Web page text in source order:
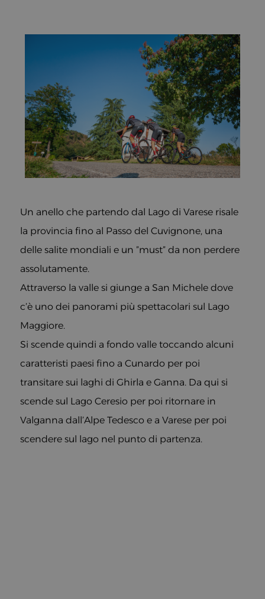
Un anello che partendo dal Lago di Varese risale
la provincia fino al Passo del Cuvignone, una
delle salite mondiali e un ”must” da non perdere
assolutamente.
Attraverso la valle si giunge a San Michele dove
c’è uno dei panorami più spettacolari sul Lago
Maggiore.
Si scende quindi a fondo valle toccando alcuni
caratteristi paesi fino a Cunardo per poi
transitare sui laghi di Ghirla e Ganna. Da qui si
scende sul Lago Ceresio per poi ritornare in
Valganna dall’Alpe Tedesco e a Varese per poi
scendere sul lago nel punto di partenza.